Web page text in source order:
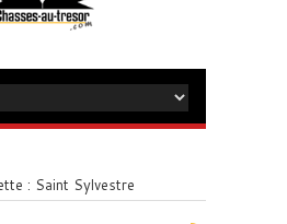
: Saint Sylvestre